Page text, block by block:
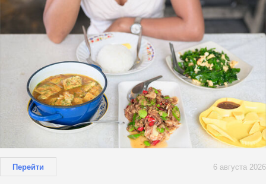
Перейти 6 августа 2026